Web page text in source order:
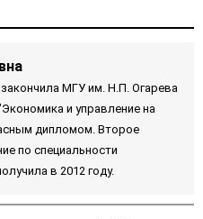
МГУ им. Н.П. Огарева
и управление на
дипломом. Второе
по специальности
в 2012 году.